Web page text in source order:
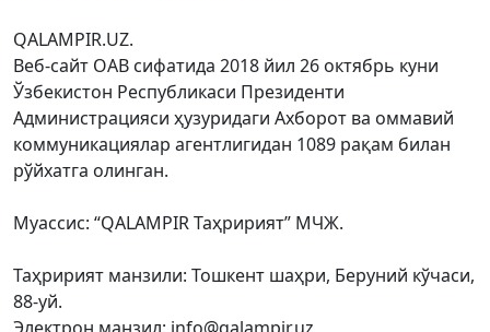
QALAMPIR.UZ.
Веб-сайт ОАВ сифатида 2018 йил 26 октябрь куни
Ўзбекистон Республикаси Президенти
Администрацияси ҳузуридаги Ахборот ва оммавий
коммуникациялар агентлигидан 1089 рақам билан
рўйхатга олинган.
Муассис: “QALAMPIR Таҳририят” МЧЖ.
Таҳририят манзили: Тошкент шаҳри, Беруний кўчаси,
88-уй.